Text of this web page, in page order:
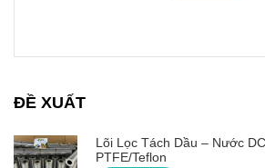
ĐỀ XUẤT
Lõi Lọc Tách Dầu – Nước
PTFE/Teflon